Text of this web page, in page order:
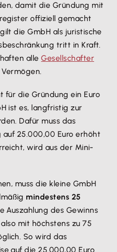
damit die Gründung mit
offiziell gemacht
die GmbH als juristische
tritt in Kraft.
alleGesellschafter
für die Gründung ein Euro
ist es, langfristig zur
Dafür muss das
25.000,00 Euro erhöht
wird aus der Mini-
muss die kleine GmbH
mindestens 25
Auszahlung des Gewinns
mit höchstens zu 75
So wird das
auf die 25.000,00 Euro